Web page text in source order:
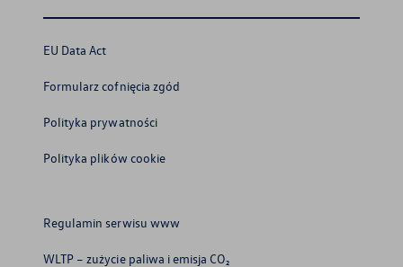
EU Data Act
Formularz cofnięcia zgód
Polityka prywatności
Polityka plików cookie
Regulamin serwisu www
WLTP – zużycie paliwa i emisja CO₂